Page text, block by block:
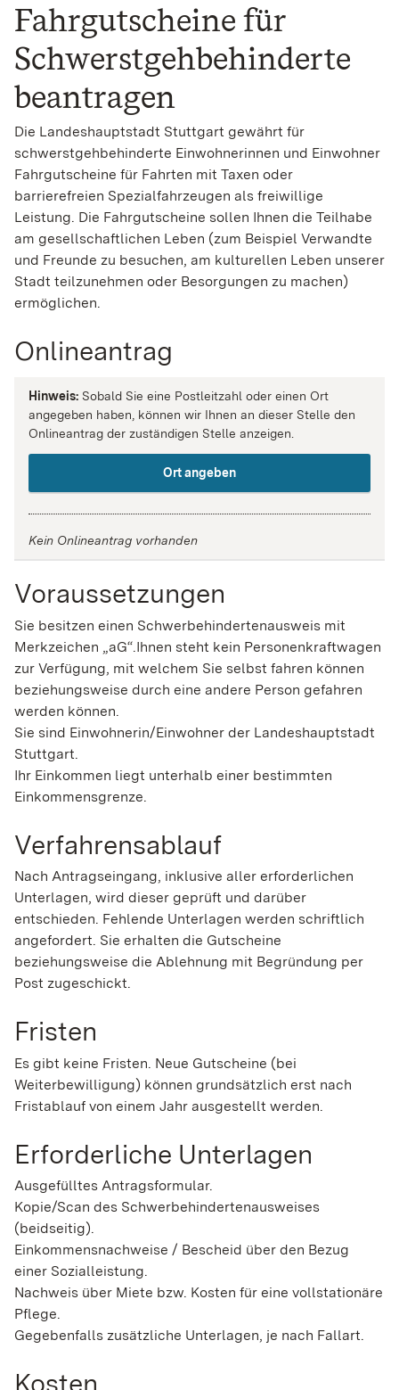
Fahrgutscheine für
Schwerstgehbehinderte
beantragen
Die Landeshauptstadt Stuttgart gewährt für
schwerstgehbehinderte Einwohnerinnen und Einwohner
Fahrgutscheine für Fahrten mit Taxen oder
barrierefreien Spezialfahrzeugen als freiwillige
Leistung. Die Fahrgutscheine sollen Ihnen die Teilhabe
am gesellschaftlichen Leben (zum Beispiel Verwandte
und Freunde zu besuchen, am kulturellen Leben unserer
Stadt teilzunehmen oder Besorgungen zu machen)
ermöglichen.
Onlineantrag
Hinweis: Sobald Sie eine Postleitzahl oder einen Ort
angegeben haben, können wir Ihnen an dieser Stelle den
Onlineantrag der zuständigen Stelle anzeigen.
Ort angeben
Kein Onlineantrag vorhanden
Voraussetzungen
Sie besitzen einen Schwerbehindertenausweis mit
Merkzeichen „aG“.Ihnen steht kein Personenkraftwagen
zur Verfügung, mit welchem Sie selbst fahren können
beziehungsweise durch eine andere Person gefahren
werden können.
Sie sind Einwohnerin/Einwohner der Landeshauptstadt
Stuttgart.
Ihr Einkommen liegt unterhalb einer bestimmten
Einkommensgrenze.
Verfahrensablauf
Nach Antragseingang, inklusive aller erforderlichen
Unterlagen, wird dieser geprüft und darüber
entschieden. Fehlende Unterlagen werden schriftlich
angefordert. Sie erhalten die Gutscheine
beziehungsweise die Ablehnung mit Begründung per
Post zugeschickt.
Fristen
Es gibt keine Fristen. Neue Gutscheine (bei
Weiterbewilligung) können grundsätzlich erst nach
Fristablauf von einem Jahr ausgestellt werden.
Erforderliche Unterlagen
Ausgefülltes Antragsformular.
Kopie/Scan des Schwerbehindertenausweises
(beidseitig).
Einkommensnachweise / Bescheid über den Bezug
einer Sozialleistung.
Nachweis über Miete bzw. Kosten für eine vollstationäre
Pflege.
Gegebenfalls zusätzliche Unterlagen, je nach Fallart.
Kosten